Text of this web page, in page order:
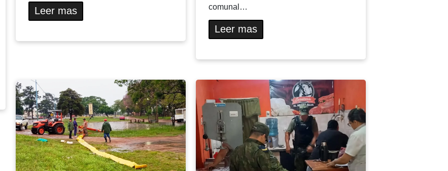
Leer mas
comunal…
Leer mas